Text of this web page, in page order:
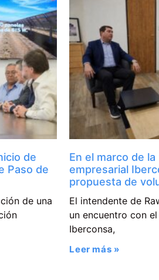
de
Paso de
de una
En el marco de
empresarial
propuesta de
El intendente de
un encuentro con
Iberconsa,
Leer más »